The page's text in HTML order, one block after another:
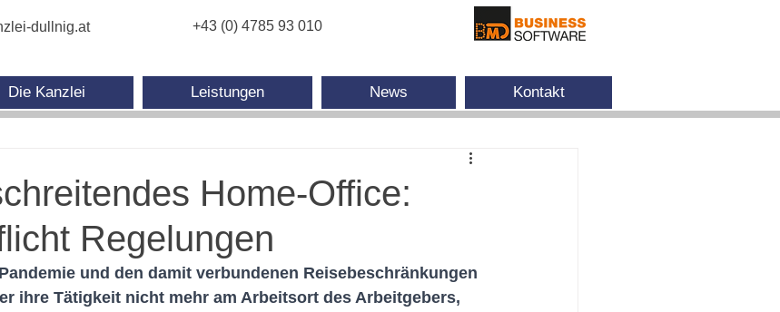
dullnig.at +43 (0) 4785 93 010
Die Kanzlei Leistungen News Kontakt
Home-Office:
Regelungen
und den damit verbundenen Reisebeschränkungen
ihre Tätigkeit nicht mehr am Arbeitsort des Arbeitgebers,